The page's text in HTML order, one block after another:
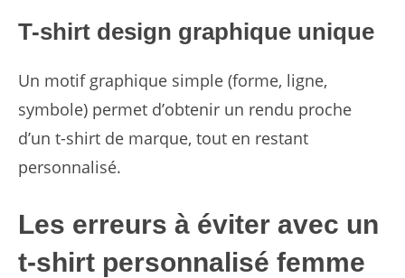
T-shirt design graphique unique
Un motif graphique simple (forme, ligne,
symbole) permet d’obtenir un rendu proche
d’un t-shirt de marque, tout en restant
personnalisé.
Les erreurs à éviter avec un
t-shirt personnalisé femme